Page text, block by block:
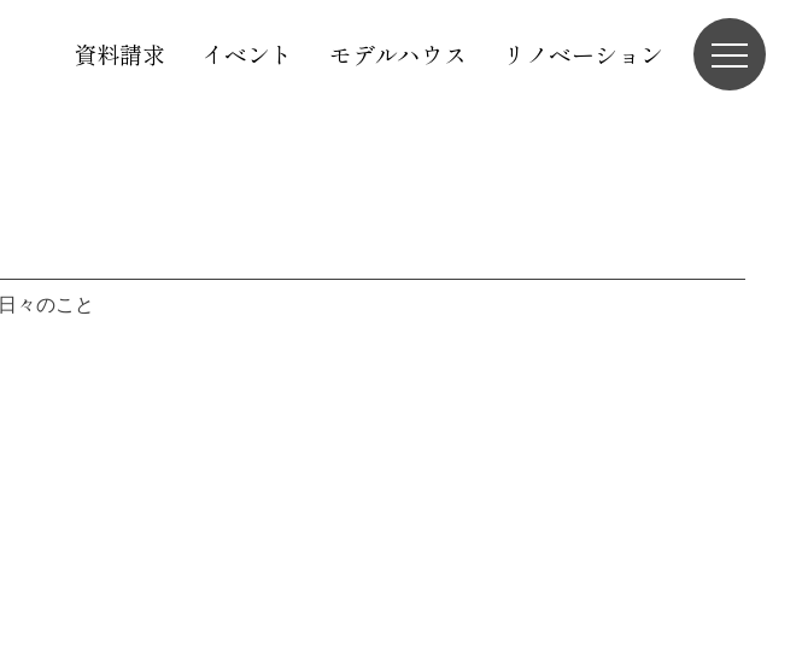
資料請求 イベント モデルハウス リノベーション
日々のこと